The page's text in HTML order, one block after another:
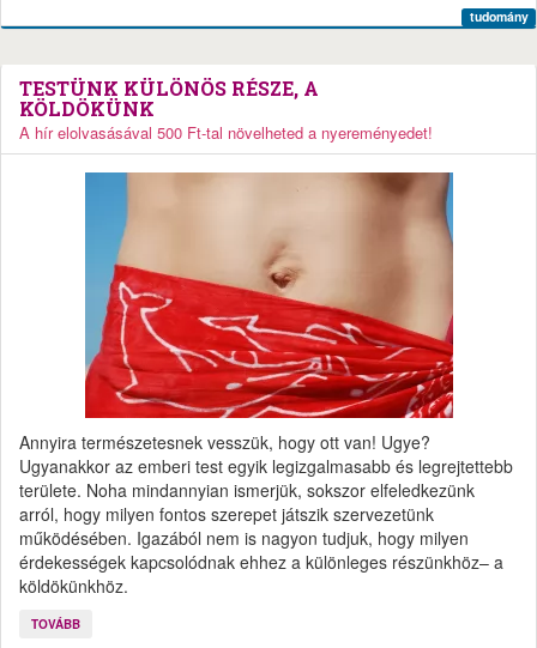
tudomány
TESTÜNK KÜLÖNÖS RÉSZE, A
KÖLDÖKÜNK
A hír elolvasásával 500 Ft-tal növelheted a nyereményedet!
Annyira természetesnek vesszük, hogy ott van! Ugye?
Ugyanakkor az emberi test egyik legizgalmasabb és legrejtettebb
területe. Noha mindannyian ismerjük, sokszor elfeledkezünk
arról, hogy milyen fontos szerepet játszik szervezetünk
működésében. Igazából nem is nagyon tudjuk, hogy milyen
érdekességek kapcsolódnak ehhez a különleges részünkhöz– a
köldökünkhöz.
TOVÁBB